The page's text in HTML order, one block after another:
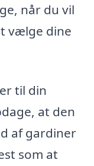
når du vil
vælge dine
til din
at den
af gardiner
som at